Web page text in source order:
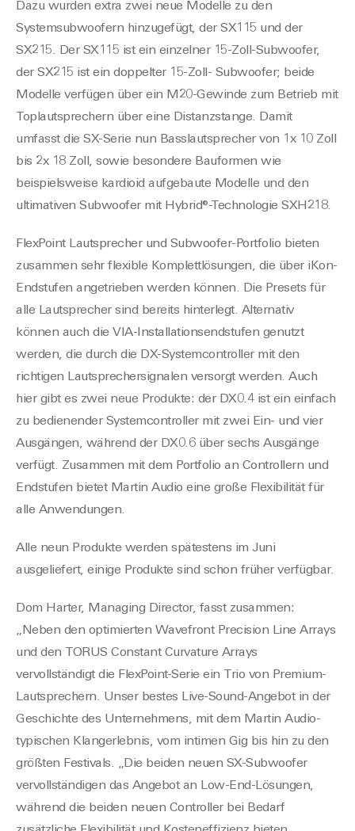
Dazu wurden extra zwei neue Modelle zu den
Systemsubwoofern hinzugefügt, der SX115 und der
SX215. Der SX115 ist ein einzelner 15-Zoll-Subwoofer,
der SX215 ist ein doppelter 15-Zoll- Subwoofer; beide
Modelle verfügen über ein M20-Gewinde zum Betrieb mit
Toplautsprechern über eine Distanzstange. Damit
umfasst die SX-Serie nun Basslautsprecher von 1x 10 Zoll
bis 2x 18 Zoll, sowie besondere Bauformen wie
beispielsweise kardioid aufgebaute Modelle und den
ultimativen Subwoofer mit Hybrid®-Technologie SXH218.
FlexPoint Lautsprecher und Subwoofer-Portfolio bieten
zusammen sehr flexible Komplettlösungen, die über iKon-
Endstufen angetrieben werden können. Die Presets für
alle Lautsprecher sind bereits hinterlegt. Alternativ
können auch die VIA-Installationsendstufen genutzt
werden, die durch die DX-Systemcontroller mit den
richtigen Lautsprechersignalen versorgt werden. Auch
hier gibt es zwei neue Produkte: der DX0.4 ist ein einfach
zu bedienender Systemcontroller mit zwei Ein- und vier
Ausgängen, während der DX0.6 über sechs Ausgänge
verfügt. Zusammen mit dem Portfolio an Controllern und
Endstufen bietet Martin Audio eine große Flexibilität für
alle Anwendungen.
Alle neun Produkte werden spätestens im Juni
ausgeliefert, einige Produkte sind schon früher verfügbar.
Dom Harter, Managing Director, fasst zusammen:
„Neben den optimierten Wavefront Precision Line Arrays
und den TORUS Constant Curvature Arrays
vervollständigt die FlexPoint-Serie ein Trio von Premium-
Lautsprechern. Unser bestes Live-Sound-Angebot in der
Geschichte des Unternehmens, mit dem Martin Audio-
typischen Klangerlebnis, vom intimen Gig bis hin zu den
größten Festivals. „Die beiden neuen SX-Subwoofer
vervollständigen das Angebot an Low-End-Lösungen,
während die beiden neuen Controller bei Bedarf